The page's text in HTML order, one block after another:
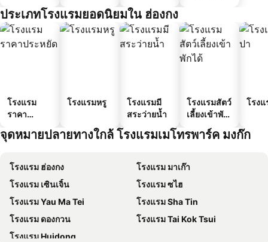
ประเภทโรงแรมยอดนิยมใน ฮ่องกง
โรงแรม
ราคา
โรงแรมหรู
โรงแรมมี
สระว่ายน้ำ
โรงแรมสัตว์
เลี้ยงเข้าพัก
โรง
จุดหมายปลายทางใกล้ โรงแรมเมโทรพาร์ค มงก๊ก
โรงแรม ฮ่องกง
โรงแรม มาเก๊า
โรงแรม เซินเจิ้น
โรงแรม ซไฮ
โรงแรม Yau Ma Tei
โรงแรม Sha Tin
โรงแรม ดองกวน
โรงแรม Tai Kok Tsui
โรงแรม Huidong